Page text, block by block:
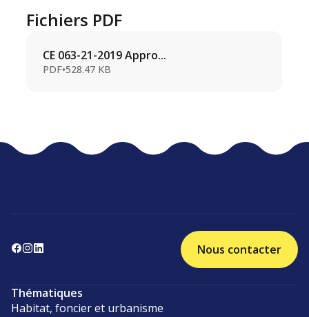
Fichiers PDF
CE 063-21-2019 Appro...
PDF•528.47 KB
Nous contacter
Thématiques
Habitat, foncier et urbanisme